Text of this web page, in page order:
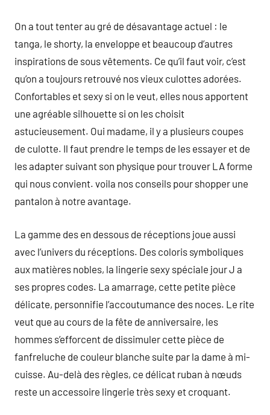
On a tout tenter au gré de désavantage actuel : le
tanga, le shorty, la enveloppe et beaucoup d’autres
inspirations de sous vêtements. Ce qu’il faut voir, c’est
qu’on a toujours retrouvé nos vieux culottes adorées.
Confortables et sexy si on le veut, elles nous apportent
une agréable silhouette si on les choisit
astucieusement. Oui madame, il y a plusieurs coupes
de culotte. Il faut prendre le temps de les essayer et de
les adapter suivant son physique pour trouver LA forme
qui nous convient. voila nos conseils pour shopper une
pantalon à notre avantage.
La gamme des en dessous de réceptions joue aussi
avec l’univers du réceptions. Des coloris symboliques
aux matières nobles, la lingerie sexy spéciale jour J a
ses propres codes. La amarrage, cette petite pièce
délicate, personnifie l’accoutumance des noces. Le rite
veut que au cours de la fête de anniversaire, les
hommes s’efforcent de dissimuler cette pièce de
fanfreluche de couleur blanche suite par la dame à mi-
cuisse. Au-delà des règles, ce délicat ruban à nœuds
reste un accessoire lingerie très sexy et croquant.